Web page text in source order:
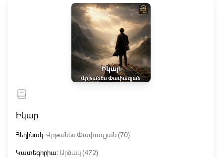
Իկար
Հեղինակ:Վրթանես Փափազյան (70)
Կատեգորիա: Արձակ (472)